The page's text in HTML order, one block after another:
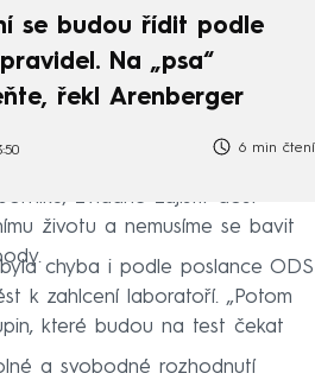
se budou řídit podle
Na „psa“
řekl Arenberger
6 min čtení
zvládne zajistit dost
životu a nemusíme se bavit
chyba i podle poslance ODS
k zahlcení laboratoří. „Potom
které budou na test čekat
a svobodné rozhodnutí